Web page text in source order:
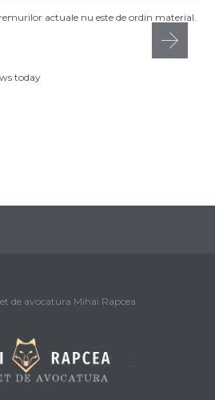
actuale nu este de ordin material.
today
de avocatura Mihai Rapcea